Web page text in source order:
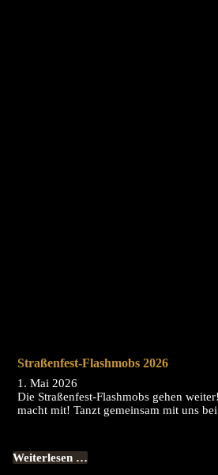
Straßenfest-Flashmobs 2026
1. Mai 2026
Die Straßenfest-Flashmobs gehen
macht mit! Tanzt gemeinsam mit uns
Weiterlesen …